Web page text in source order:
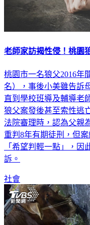
老師家訪揭性侵！桃園
桃園市一名狼父2016年
名），事後小美雖告訴
直到學校班導及輔導老
狼父案發後甚至索性逃
法院審理時，認為父親
重判8年有期徒刑，但
「希望判輕一點」，因
訴。
社會